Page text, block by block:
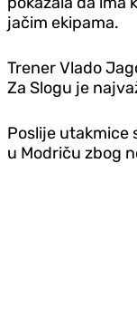
jačim ekipama.
Trener Vlado
Za Slogu je
Poslije utakmice
u Modriču zbog